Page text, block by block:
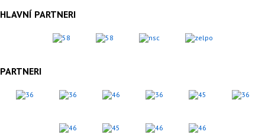
HLAVNÍ PARTNERI
PARTNERI